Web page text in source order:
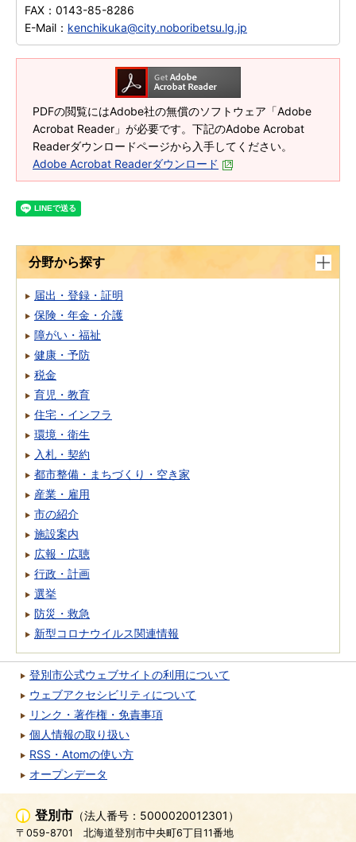
FAX： 0143-85-8286
E-Mail： kenchikuka@city.noboribetsu.lg.jp
PDFの閲覧にはAdobe社の無償のソフトウェア「Adobe
Acrobat Reader」が必要です。下記のAdobe Acrobat
Readerダウンロードページから入手してください。
Adobe Acrobat Readerダウンロード
分野から探す
届出・登録・証明
保険・年金・介護
障がい・福祉
健康・予防
税金
育児・教育
住宅・インフラ
環境・衛生
入札・契約
都市整備・まちづくり・空き家
産業・雇用
市の紹介
施設案内
広報・広聴
行政・計画
選挙
防災・救急
新型コロナウイルス関連情報
登別市公式ウェブサイトの利用について
ウェブアクセシビリティについて
リンク・著作権・免責事項
個人情報の取り扱い
RSS・Atomの使い方
オープンデータ
登別市 （法人番号：5000020012301）
〒059-8701 北海道登別市中央町6丁目11番地